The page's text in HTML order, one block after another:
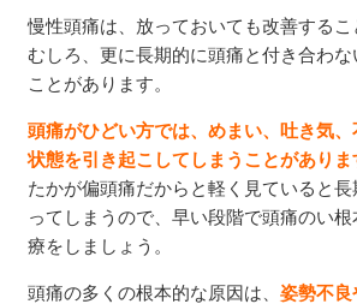
慢性頭痛は、放っておいても改善するこ
むしろ、更に長期的に頭痛と付き合わ
ことがあります。
頭痛がひどい方では、めまい、吐き気
状態を引き起こしてしまうことがありま
たかが偏頭痛だからと軽く見ていると
ってしまうので、早い段階で頭痛のい
療をしましょう。
頭痛の多くの根本的な原因は、姿勢不